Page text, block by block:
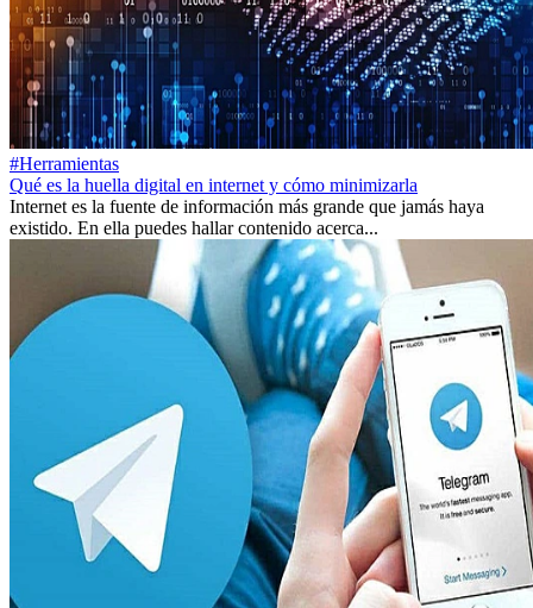
#Herramientas
Qué es la huella digital en internet y cómo minimizarla
Internet es la fuente de información más grande que jamás haya
existido. En ella puedes hallar contenido acerca...